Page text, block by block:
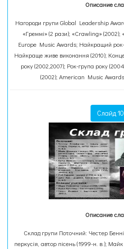
Описание
Нагороди групи Global Leadership
«Греммі» (2 рази); «Crawling»
Europe Music Awards; Найкращий рок-
Найкраще живе виконання (2010);
року (2002,2007); Рок-група року
(2002); American Music
Слайд 10
Описание
Склад групи Поточний: Честер
перкусія, автор пісень (1999-н. в.);